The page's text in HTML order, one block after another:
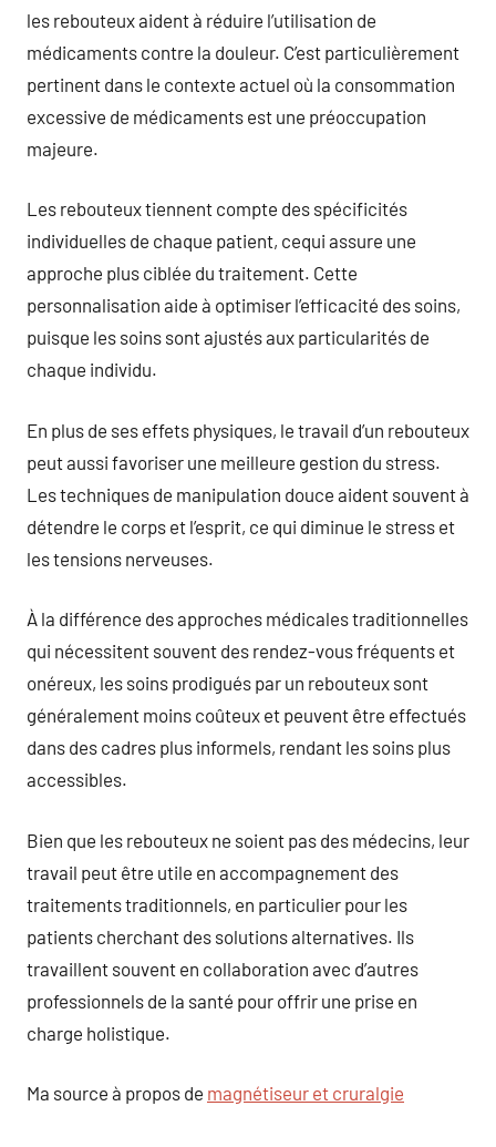
les rebouteux aident à réduire l’utilisation de
médicaments contre la douleur. C’est particulièrement
pertinent dans le contexte actuel où la consommation
excessive de médicaments est une préoccupation
majeure.
Les rebouteux tiennent compte des spécificités
individuelles de chaque patient, cequi assure une
approche plus ciblée du traitement. Cette
personnalisation aide à optimiser l’efficacité des soins,
puisque les soins sont ajustés aux particularités de
chaque individu.
En plus de ses effets physiques, le travail d’un rebouteux
peut aussi favoriser une meilleure gestion du stress.
Les techniques de manipulation douce aident souvent à
détendre le corps et l’esprit, ce qui diminue le stress et
les tensions nerveuses.
À la différence des approches médicales traditionnelles
qui nécessitent souvent des rendez-vous fréquents et
onéreux, les soins prodigués par un rebouteux sont
généralement moins coûteux et peuvent être effectués
dans des cadres plus informels, rendant les soins plus
accessibles.
Bien que les rebouteux ne soient pas des médecins, leur
travail peut être utile en accompagnement des
traitements traditionnels, en particulier pour les
patients cherchant des solutions alternatives. Ils
travaillent souvent en collaboration avec d’autres
professionnels de la santé pour offrir une prise en
charge holistique.
Ma source à propos de magnétiseur et cruralgie